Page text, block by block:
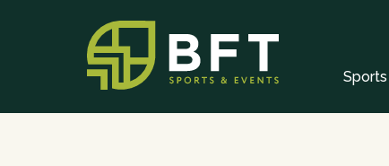
Main Menu
Sports